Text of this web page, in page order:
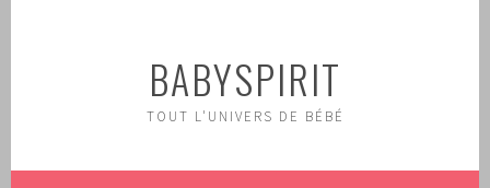
BABYSPIRIT
TOUT L'UNIVERS DE BÉBÉ